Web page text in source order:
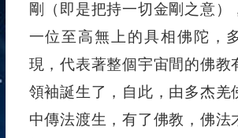
剛（即是把持一切金剛之意）
一位至高無上的具相佛陀，
現，代表著整個宇宙間的佛教
領袖誕生了，自此，由多杰羌
中傳法渡生，有了佛教，佛法